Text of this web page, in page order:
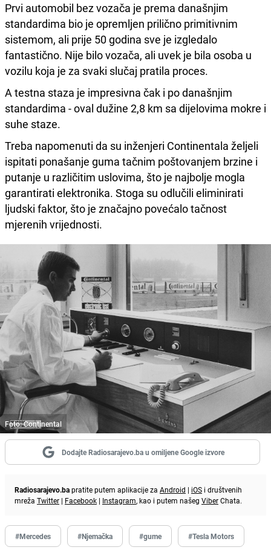
Prvi automobil bez vozača je prema današnjim
standardima bio je opremljen prilično primitivnim
sistemom, ali prije 50 godina sve je izgledalo
fantastično. Nije bilo vozača, ali uvek je bila osoba u
vozilu koja je za svaki slučaj pratila proces.
A testna staza je impresivna čak i po današnjim
standardima - oval dužine 2,8 km sa dijelovima mokre i
suhe staze.
Treba napomenuti da su inženjeri Continentala željeli
ispitati ponašanje guma tačnim poštovanjem brzine i
putanje u različitim uslovima, što je najbolje mogla
garantirati elektronika. Stoga su odlučili eliminirati
ljudski faktor, što je značajno povećalo tačnost
mjerenih vrijednosti.
Foto: Continental
Dodajte Radiosarajevo.ba u omiljene Google izvore
Radiosarajevo.bapratite putem aplikacije za Android | iOS i društvenih
mreža Twitter | Facebook | Instagram, kao i putem našeg ViberChata.
#Mercedes #Njemačka #gume #Tesla Motors